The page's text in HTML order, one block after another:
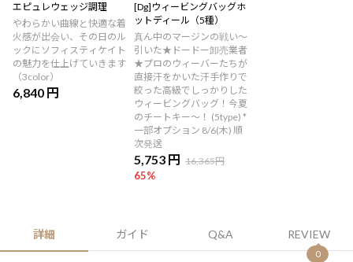
エピュレウェッジ調理
やわらかい曲線と快適な着
火感が出会い、その日のル
ックにソフィスティケイト
の魅力を仕上げていきます
（3color）
6,840 円
[Dg]ウィービングバッグホ
ットディール（5種）
真ん中のマージンの戦い〜
引いた★ドードー卸売業者
★プロのウィーバーたちが
直接汗をかいた汗手作りで
絞った高級でしっかりした
ウィービングバッグ！今夏
のチートキー〜！ (5type) *
一部オプション 8/6(木) 順
次発送
5,753 円 16,365円
65%
詳細 ガイド Q&A REVIEW
0